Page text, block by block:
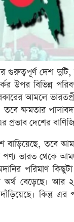
গুরুত্বপূর্ণ দেশ
উপর বিভিন্ন
আমলে
ক্ষমতার
প্রভাব দেশের
বাড়িয়েছে, তবে
পণ্য ভারত থেকে
পরিমাণ
অর্থ বেড়েছে। আর
কিন্তু এর